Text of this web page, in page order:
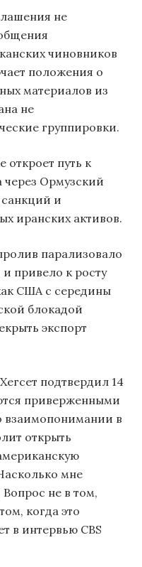
не
чиновников
положения о
материалов из
не
группировки.
откроет путь к
через Ормузский
и
иранских активов.
парализовало
привело к росту
США с середины
блокадой
экспорт
подтвердил 14
приверженными
в
открыть
мне
Вопрос не в том,
когда это
в интервью CBS